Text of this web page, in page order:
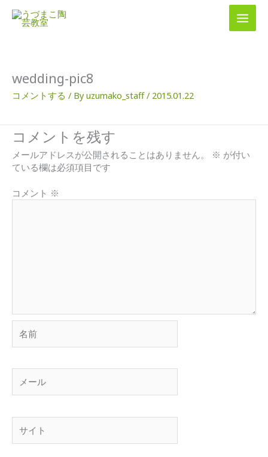
wedding-pic8
コメントする / Byuzumako_staff/ 2015.01.22
コメントを残す
メールアドレスが公開されることはありません。 ※ が付い
ている欄は必須項目です
コメント ※
前
ー
ル
ト